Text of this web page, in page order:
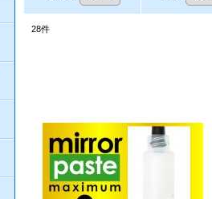
28件